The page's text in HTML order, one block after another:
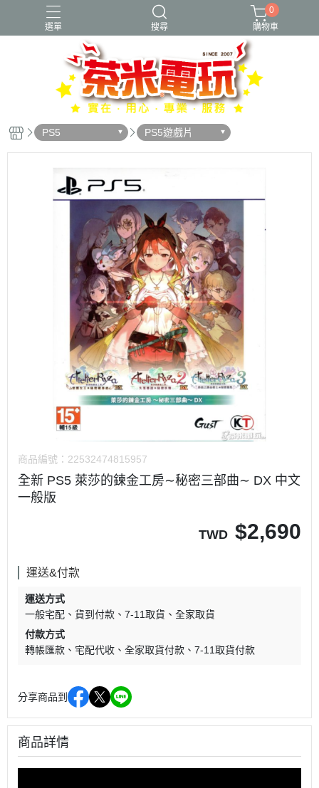
選單 搜尋
0
購物車
PS5 PS5遊戲片
商品編號： 22532474815957
全新 PS5 萊莎的鍊金工房∼秘密三部曲∼ DX 中文
一般版
TWD $2,690
運送&付款
運送方式
一般宅配
貨到付款 7-11取貨
全家取貨
付款方式
轉帳匯款
宅配代收 全家取貨付款 7-11取貨付款
分享商品到
商品詳情